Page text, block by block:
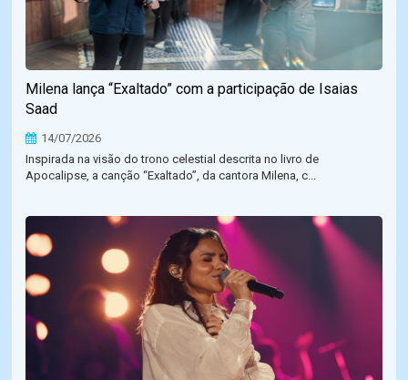
Milena lança “Exaltado” com a participação de Isaias
Saad
14/07/2026
Inspirada na visão do trono celestial descrita no livro de
Apocalipse, a canção “Exaltado”, da cantora Milena, c...